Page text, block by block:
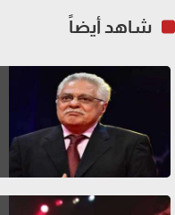
شاهد أيضاً